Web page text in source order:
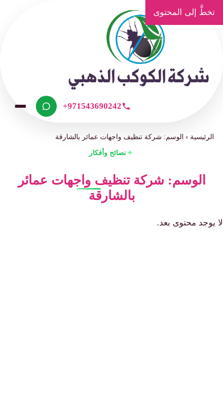
تخطَّ إلى المحتوى
+971543690242
الرئيسية ›الوسم: شركة تنظيف واجهات عمائر بالشارقة
نصائح وأفكار
الوسم: شركة تنظيف واجهات عمائر
بالشارقة
لا يوجد محتوى بعد.